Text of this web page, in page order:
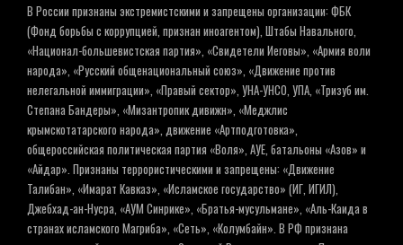
В России признаны экстремистскими и запрещены организации: ФБК
(Фонд борьбы с коррупцией, признан иноагентом), Штабы Навального,
«Национал-большевистская партия», «Свидетели Иеговы», «Армия воли
народа», «Русский общенациональный союз», «Движение против
нелегальной иммиграции», «Правый сектор», УНА-УНСО, УПА, «Тризуб им.
Степана Бандеры», «Мизантропик дивижн», «Меджлис
крымскотатарского народа», движение «Артподготовка»,
общероссийская политическая партия «Воля», АУЕ, батальоны «Азов» и
«Айдар». Признаны террористическими и запрещены: «Движение
Талибан», «Имарат Кавказ», «Исламское государство» (ИГ, ИГИЛ),
Джебхад-ан-Нусра, «АУМ Синрике», «Братья-мусульмане», «Аль-Каида в
странах исламского Магриба», «Сеть», «Колумбайн». В РФ признана